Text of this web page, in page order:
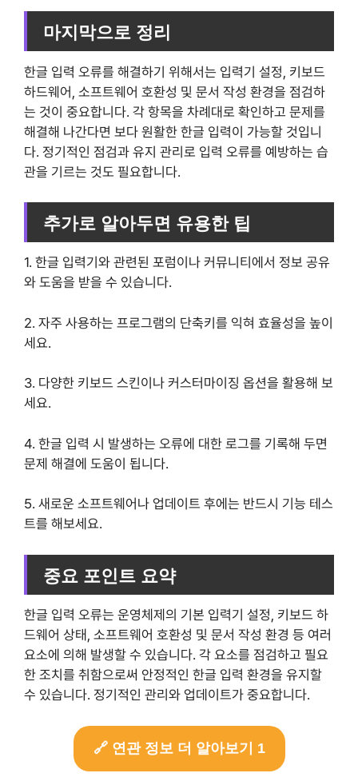
마지막으로 정리
한글 입력 오류를 해결하기 위해서는 입력기 설정, 키보드
하드웨어, 소프트웨어 호환성 및 문서 작성 환경을 점검하
는 것이 중요합니다. 각 항목을 차례대로 확인하고 문제를
해결해 나간다면 보다 원활한 한글 입력이 가능할 것입니
다. 정기적인 점검과 유지 관리로 입력 오류를 예방하는 습
관을 기르는 것도 필요합니다.
추가로 알아두면 유용한 팁
1. 한글 입력기와 관련된 포럼이나 커뮤니티에서 정보 공유
와 도움을 받을 수 있습니다.
2. 자주 사용하는 프로그램의 단축키를 익혀 효율성을 높이
세요.
3. 다양한 키보드 스킨이나 커스터마이징 옵션을 활용해 보
세요.
4. 한글 입력 시 발생하는 오류에 대한 로그를 기록해 두면
문제 해결에 도움이 됩니다.
5. 새로운 소프트웨어나 업데이트 후에는 반드시 기능 테스
트를 해보세요.
중요 포인트 요약
한글 입력 오류는 운영체제의 기본 입력기 설정, 키보드 하
드웨어 상태, 소프트웨어 호환성 및 문서 작성 환경 등 여러
요소에 의해 발생할 수 있습니다. 각 요소를 점검하고 필요
한 조치를 취함으로써 안정적인 한글 입력 환경을 유지할
수 있습니다. 정기적인 관리와 업데이트가 중요합니다.
🔗 연관 정보 더 알아보기 1